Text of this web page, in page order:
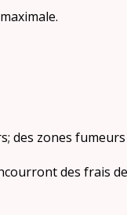
des zones
des frais